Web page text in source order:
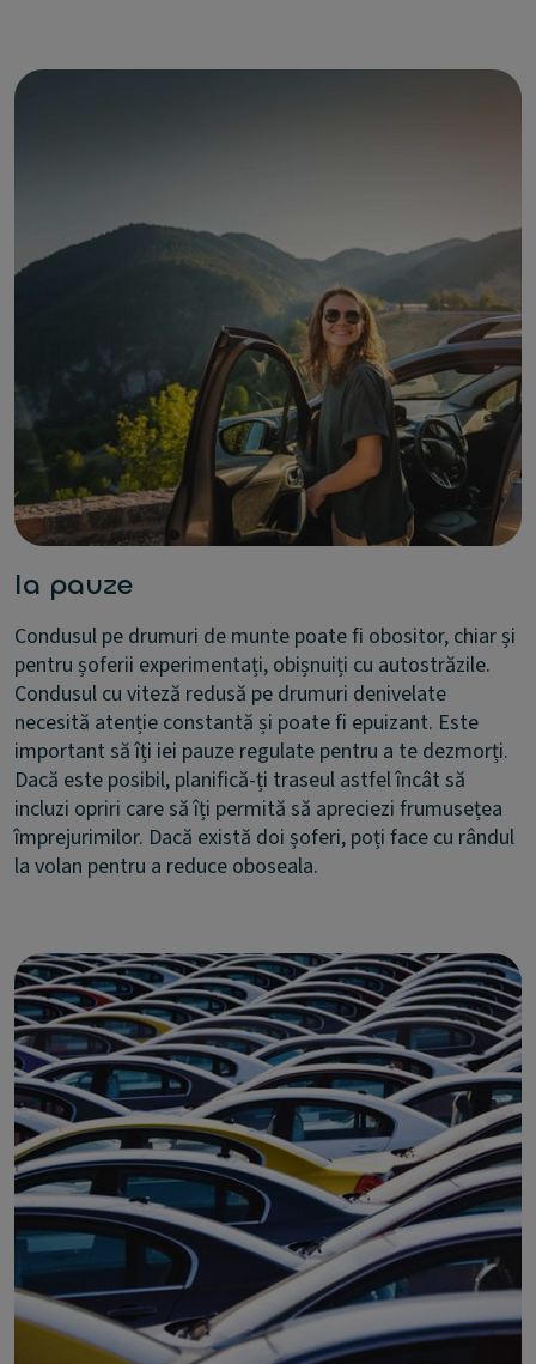
Ia pauze
Condusul pe drumuri de munte poate fi obositor, chiar și
pentru șoferii experimentați, obișnuiți cu autostrăzile.
Condusul cu viteză redusă pe drumuri denivelate
necesită atenție constantă și poate fi epuizant. Este
important să îți iei pauze regulate pentru a te dezmorți.
Dacă este posibil, planifică-ți traseul astfel încât să
incluzi opriri care să îți permită să apreciezi frumusețea
împrejurimilor. Dacă există doi șoferi, poți face cu rândul
la volan pentru a reduce oboseala.